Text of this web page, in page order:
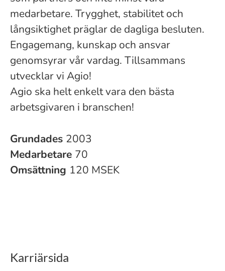
medarbetare. Trygghet, stabilitet och
långsiktighet präglar de dagliga besluten.
Engagemang, kunskap och ansvar
genomsyrar vår vardag. Tillsammans
utvecklar vi Agio!
Agio ska helt enkelt vara den bästa
arbetsgivaren i branschen!
Grundades 2003
Medarbetare 70
Omsättning 120 MSEK
Karriärsida